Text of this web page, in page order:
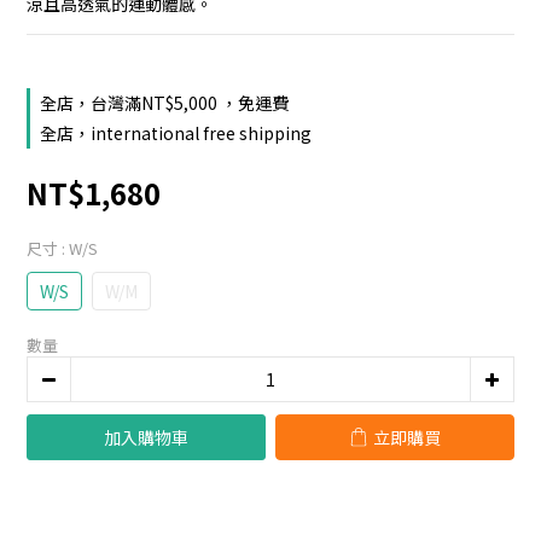
全店，台灣滿NT$5,000 ，免運費
全店，international free shipping
NT$1,680
尺寸 : W/S
W/S W/M
數量
加入購物車 立即購買